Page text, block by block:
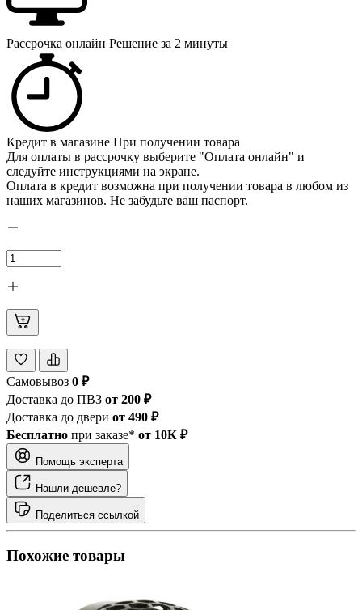
Рассрочка онлайн Решение за 2 минуты
Кредит в магазине При получении товара
Для оплаты в рассрочку выберите "Оплата онлайн" и
следуйте инструкциями на экране.
Оплата в кредит возможна при получении товара в любом из
наших магазинов. Не забудьте ваш паспорт.
Самовывоз 0 ₽
Доставка до ПВЗ от 200 ₽
Доставка до двери от 490 ₽
Бесплатно при заказе* от 10К ₽
Помощь эксперта
Нашли дешевле?
Поделиться ссылкой
Похожие товары